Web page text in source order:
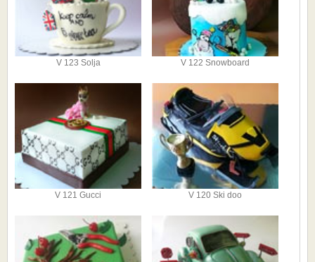
V 123 Solja V 122 Snowboard
V 121 Gucci V 120 Ski doo